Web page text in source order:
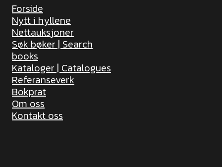
Forside
Nytt i hyllene
Nettauksjoner
Søk bøker | Search
books
Kataloger | Catalogues
Referanseverk
Bokprat
Om oss
Kontakt oss